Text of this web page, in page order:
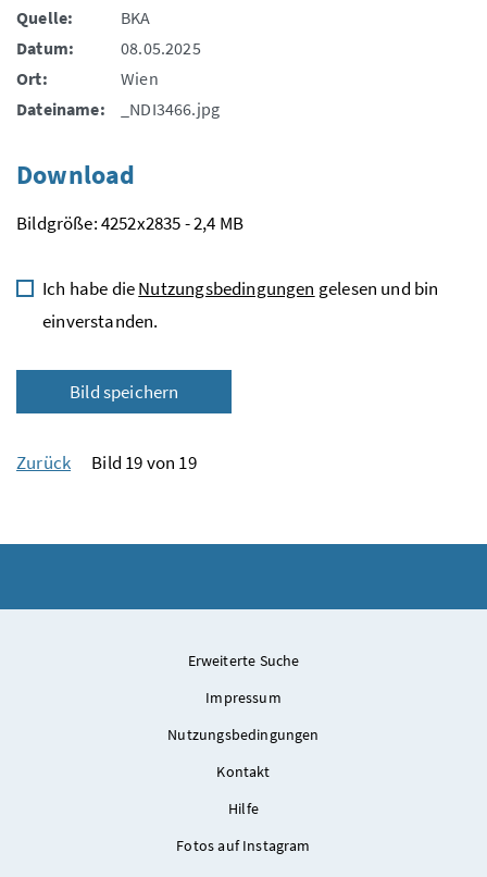
Quelle:
BKA
Datum:
08.05.2025
Ort:
Wien
Dateiname:
_NDI3466.jpg
Download
Bildgröße: 4252x2835 - 2,4 MB
Ich habe dieNutzungsbedingungen gelesen und bin
einverstanden.
Bild speichern
Zurück Bild 19 von 19
Erweiterte Suche
Impressum
Nutzungsbedingungen
Kontakt
Hilfe
Fotos auf Instagram